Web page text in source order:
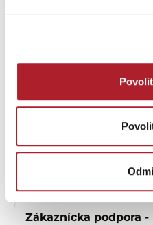
pomôcť?
Zákaznícka podpora
OTVORIŤ
Zákaznícka podpora